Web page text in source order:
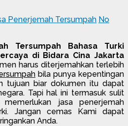
Penerjemah Tersumpah No
Tersumpah Bahasa Turki
di Bidara Cina Jakarta
harus diterjemahkan terlebih
bila punya kepentingan
tujuan biar dokumen itu dapat
Tapi hal ini termasuk sulit
memerlukan jasa penerjemah
Jangan cemas Kami dapat
Anda.